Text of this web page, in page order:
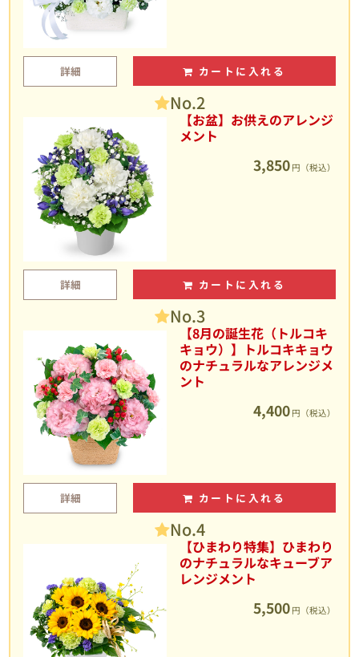
詳細 カートに入れる
No.2
【お盆】お供えのアレンジ
メント
3,850 円（税込）
詳細 カートに入れる
No.3
【8月の誕生花（トルコキ
キョウ）】トルコキキョウ
のナチュラルなアレンジメ
ント
4,400 円（税込）
詳細 カートに入れる
No.4
【ひまわり特集】ひまわり
のナチュラルなキューブア
レンジメント
5,500 円（税込）